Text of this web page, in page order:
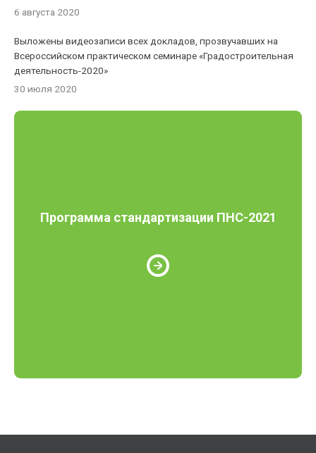
6 августа 2020
Выложены видеозаписи всех докладов, прозвучавших на
Всероссийском практическом семинаре «Градостроительная
деятельность-2020»
30 июля 2020
Программа стандартизации ПНС-2021